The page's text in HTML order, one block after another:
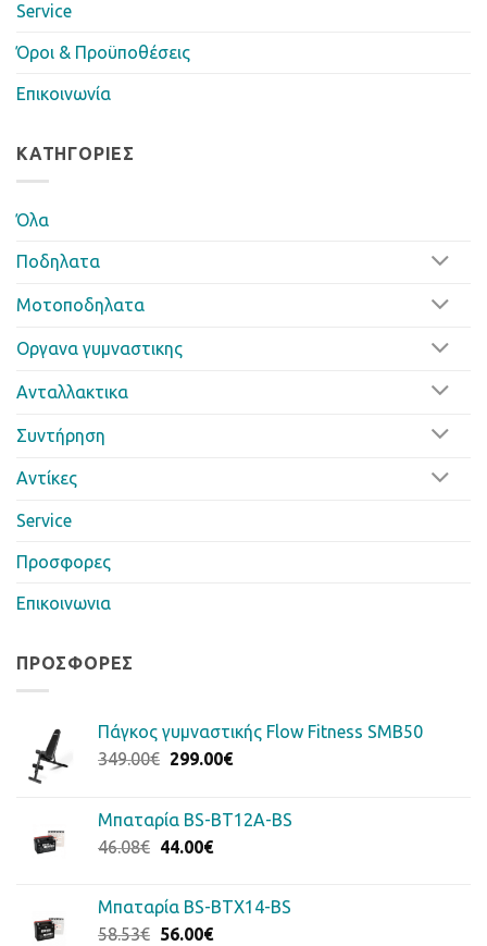
Service
Όροι & Προϋποθέσεις
Επικοινωνία
ΚΑΤΗΓΟΡΊΕΣ
Όλα
Ποδηλατα
Μοτοποδηλατα
Οργανα γυμναστικης
Ανταλλακτικα
Συντήρηση
Αντίκες
Service
Προσφορες
Επικοινωνια
ΠΡΟΣΦΟΡΈΣ
Πάγκος γυμναστικής Flow Fitness SMB50
349.00€ Original
349.00€.
299.00€Η
είναι:
Μπαταρία BS-BT12A-BS
46.08€ Original
46.08€.
44.00€Η
είναι:
44.00€.
Μπαταρία BS-BTX14-BS
58.53€ Original
56.00€Η